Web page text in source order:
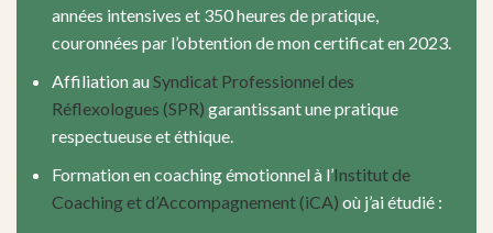
années intensives et 350 heures de pratique,
couronnées par l’obtention de mon certificat en 2023.
Affiliation auSyndicat Professionnel des
Réflexologues (SPR) garantissant une pratique
respectueuse et éthique.
Formation en coaching émotionnel à l’Institut de
Coaching et d’Accompagnement (iCA) où j’ai étudié :